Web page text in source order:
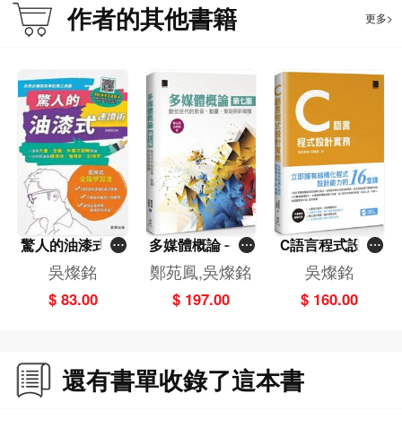
作者的其他書籍 更多>
驚人的油漆式速
讀術－－全民必
備高效率記憶工
具書！
吳燦銘
$ 83.00
多媒體概論－－
數位世代的影
音、動畫、架站
與新媒體（第七
鄭苑鳳,吳燦銘
$ 197.00
C語言程式設計
實務──立即擁
有結構化程式設
計能力的16堂課
吳燦銘
$ 160.00
還有書單收錄了這本書